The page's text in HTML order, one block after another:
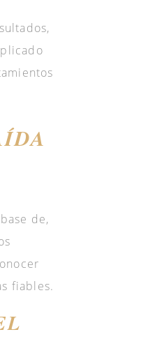
de,
fiables.